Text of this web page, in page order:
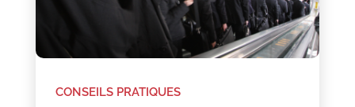
CONSEILS PRATIQUES